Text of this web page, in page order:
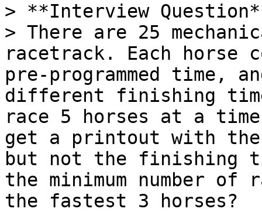
> **Interview
> There are 25
racetrack. Each horse
pre-programmed time,
different finishing
race 5 horses at a
get a printout with
but not the finishing
the minimum number
the fastest 3 horses?